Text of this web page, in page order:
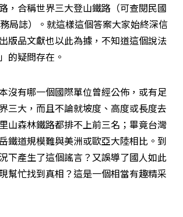
，合稱世界三大登山鐵路（可查閱民國
局誌）。就這樣這個答案大家始終深信
版品文獻也以此為據，不知道這個說法
的疑問存在。
沒有哪一個國際單位曾經公佈，或有足
三大，而且不論就坡度、高度或長度去
山森林鐵路都排不上前三名；畢竟台灣
鐵道規模難與美洲或歐亞大陸相比。到
下產生了這個謠言？又誤導了國人如此
幫忙找到真相？這是一個相當有趣精采